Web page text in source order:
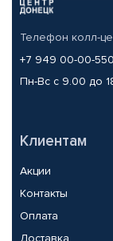
Телефон колл-
+7 949 00-00-550
Пн-Вс с 9.00 до
Клиентам
Акции
Контакты
Оплата
Доставка